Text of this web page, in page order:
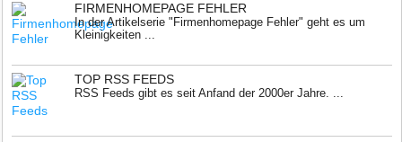
FIRMENHOMEPAGE FEHLER
In der Artikelserie "Firmenhomepage Fehler" geht es um
Kleinigkeiten ...
TOP RSS FEEDS
RSS Feeds gibt es seit Anfand der 2000er Jahre. ...